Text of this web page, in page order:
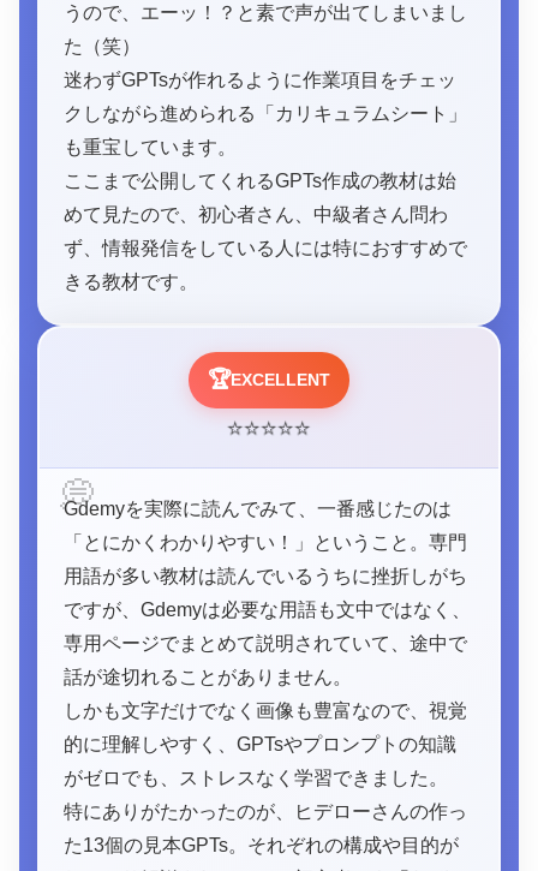
うので、エーッ！？と素で声が出てしまいまし
た（笑）
迷わずGPTsが作れるように作業項目をチェッ
クしながら進められる「カリキュラムシート」
も重宝しています。
ここまで公開してくれるGPTs作成の教材は始
めて見たので、初心者さん、中級者さん問わ
ず、情報発信をしている人には特におすすめで
きる教材です。
🏆EXCELLENT
⭐⭐⭐⭐⭐
💭
Gdemyを実際に読んでみて、一番感じたのは
「とにかくわかりやすい！」ということ。専門
用語が多い教材は読んでいるうちに挫折しがち
ですが、Gdemyは必要な用語も文中ではなく、
専用ページでまとめて説明されていて、途中で
話が途切れることがありません。
しかも文字だけでなく画像も豊富なので、視覚
的に理解しやすく、GPTsやプロンプトの知識
がゼロでも、ストレスなく学習できました。
特にありがたかったのが、ヒデローさんの作っ
た13個の見本GPTs。それぞれの構成や目的が